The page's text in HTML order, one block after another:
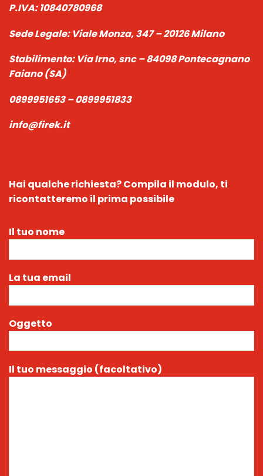
P.IVA:10840780968
Sede Legale:Viale Monza, 347 – 20126 Milano
Stabilimento:Via Irno, snc – 84098 Pontecagnano
Faiano (SA)
0899951653 – 0899951833
info@firek.it
Hai qualche richiesta?Compila il modulo, ti
ricontatteremo il prima possibile
Il tuo nome
La tua email
Oggetto
Il tuo messaggio (facoltativo)